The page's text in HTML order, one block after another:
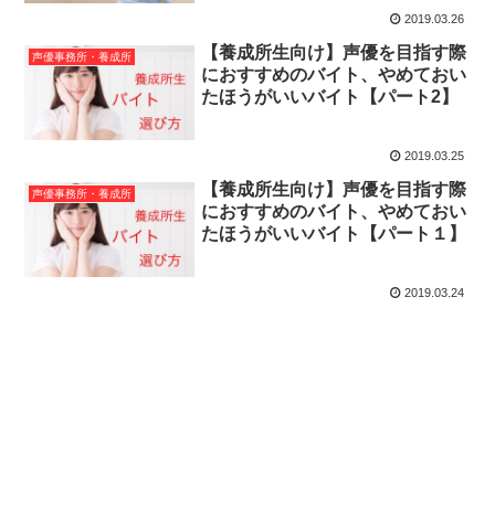
2019.03.26
声優事務所・養成所
【養成所生向け】声優を目指す際
におすすめのバイト、やめておい
たほうがいいバイト【パート2】
2019.03.25
声優事務所・養成所
【養成所生向け】声優を目指す際
におすすめのバイト、やめておい
たほうがいいバイト【パート１】
2019.03.24